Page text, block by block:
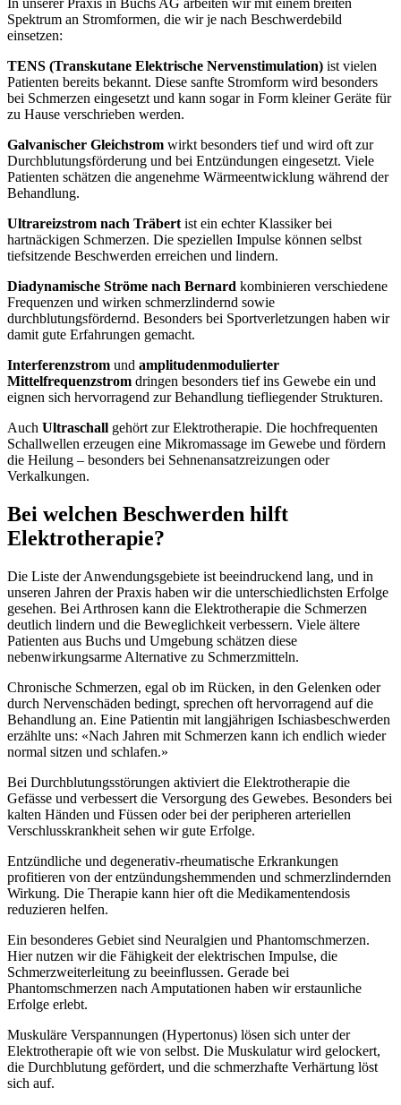
In unserer Praxis in Buchs AG arbeiten wir mit einem breiten
Spektrum an Stromformen, die wir je nach Beschwerdebild
einsetzen:
TENS (Transkutane Elektrische Nervenstimulation) ist vielen
Patienten bereits bekannt. Diese sanfte Stromform wird besonders
bei Schmerzen eingesetzt und kann sogar in Form kleiner Geräte für
zu Hause verschrieben werden.
Galvanischer Gleichstrom wirkt besonders tief und wird oft zur
Durchblutungsförderung und bei Entzündungen eingesetzt. Viele
Patienten schätzen die angenehme Wärmeentwicklung während der
Behandlung.
Ultrareizstrom nach Träbertist ein echter Klassiker bei
hartnäckigen Schmerzen. Die speziellen Impulse können selbst
tiefsitzende Beschwerden erreichen und lindern.
Diadynamische Ströme nach Bernard kombinieren verschiedene
Frequenzen und wirken schmerzlindernd sowie
durchblutungsfördernd. Besonders bei Sportverletzungen haben wir
damit gute Erfahrungen gemacht.
Interferenzstrom und amplitudenmodulierter
Mittelfrequenzstrom dringen besonders tief ins Gewebe ein und
eignen sich hervorragend zur Behandlung tiefliegender Strukturen.
Auch Ultraschall gehört zur Elektrotherapie. Die hochfrequenten
Schallwellen erzeugen eine Mikromassage im Gewebe und fördern
die Heilung – besonders bei Sehnenansatzreizungen oder
Verkalkungen.
Bei welchen Beschwerden hilft
Elektrotherapie?
Die Liste der Anwendungsgebiete ist beeindruckend lang, und in
unseren Jahren der Praxis haben wir die unterschiedlichsten Erfolge
gesehen. Bei Arthrosen kann die Elektrotherapie die Schmerzen
deutlich lindern und die Beweglichkeit verbessern. Viele ältere
Patienten aus Buchs und Umgebung schätzen diese
nebenwirkungsarme Alternative zu Schmerzmitteln.
Chronische Schmerzen, egal ob im Rücken, in den Gelenken oder
durch Nervenschäden bedingt, sprechen oft hervorragend auf die
Behandlung an. Eine Patientin mit langjährigen Ischiasbeschwerden
erzählte uns: «Nach Jahren mit Schmerzen kann ich endlich wieder
normal sitzen und schlafen.»
Bei Durchblutungsstörungen aktiviert die Elektrotherapie die
Gefässe und verbessert die Versorgung des Gewebes. Besonders bei
kalten Händen und Füssen oder bei der peripheren arteriellen
Verschlusskrankheit sehen wir gute Erfolge.
Entzündliche und degenerativ-rheumatische Erkrankungen
profitieren von der entzündungshemmenden und schmerzlindernden
Wirkung. Die Therapie kann hier oft die Medikamentendosis
reduzieren helfen.
Ein besonderes Gebiet sind Neuralgien und Phantomschmerzen.
Hier nutzen wir die Fähigkeit der elektrischen Impulse, die
Schmerzweiterleitung zu beeinflussen. Gerade bei
Phantomschmerzen nach Amputationen haben wir erstaunliche
Erfolge erlebt.
Muskuläre Verspannungen (Hypertonus) lösen sich unter der
Elektrotherapie oft wie von selbst. Die Muskulatur wird gelockert,
die Durchblutung gefördert, und die schmerzhafte Verhärtung löst
sich auf.